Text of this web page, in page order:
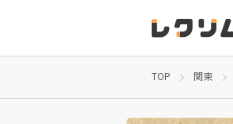
TOP 関東